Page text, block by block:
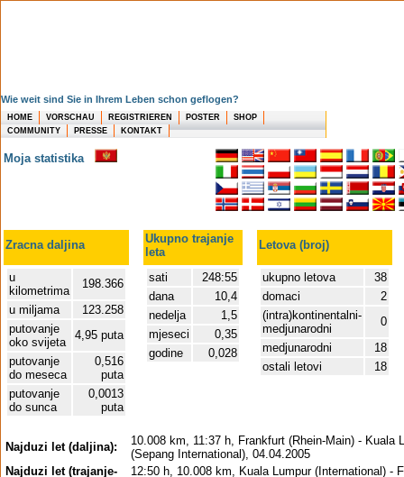
Wie weit sind Sie in Ihrem Leben schon geflogen?
HOME VORSCHAU REGISTRIEREN POSTER
SHOP
COMMUNITY
PRESSE KONTAKT
Moja statistika
Zracna daljina
Ukupno trajanje
leta
Letova (broj)
u
kilometrima
198.366
u miljama
123.258
putovanje
oko svijeta
4,95 puta
putovanje
do meseca
0,516
puta
putovanje
do sunca
0,0013
puta
sati
248:55
dana
10,4
nedelja
1,5
mjeseci
0,35
godine
0,028
ukupno letova
38
domaci
2
(intra)kontinentalni-
medjunarodni
0
medjunarodni
18
ostali letovi
18
Najduzi let (daljina):
10.008 km, 11:37 h, Frankfurt (Rhein-Main) - Kuala
(Sepang International), 04.04.2005
Najduzi let (trajanje-
12:50 h, 10.008 km, Kuala Lumpur (International) -